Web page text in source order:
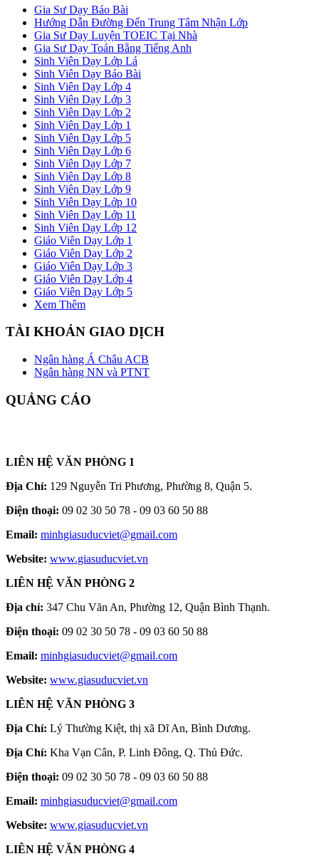
Gia Sư Dạy Báo Bài
Hướng Dẫn Đường Đến Trung Tâm Nhận Lớp
Gia Sư Dạy Luyện TOEIC Tại Nhà
Gia Sư Dạy Toán Bằng Tiếng Anh
Sinh Viên Dạy Lớp Lá
Sinh Viên Dạy Báo Bài
Sinh Viên Dạy Lớp 4
Sinh Viên Dạy Lớp 3
Sinh Viên Dạy Lớp 2
Sinh Viên Dạy Lớp 1
Sinh Viên Dạy Lớp 5
Sinh Viên Dạy Lớp 6
Sinh Viên Dạy Lớp 7
Sinh Viên Dạy Lớp 8
Sinh Viên Dạy Lớp 9
Sinh Viên Dạy Lớp 10
Sinh Viên Dạy Lớp 11
Sinh Viên Dạy Lớp 12
Giáo Viên Dạy Lớp 1
Giáo Viên Dạy Lớp 2
Giáo Viên Dạy Lớp 3
Giáo Viên Dạy Lớp 4
Giáo Viên Dạy Lớp 5
Xem Thêm
TÀI KHOẢN GIAO DỊCH
Ngân hàng Á Châu ACB
Ngân hàng NN và PTNT
QUẢNG CÁO
LIÊN HỆ VĂN PHÒNG 1
Địa Chỉ: 129 Nguyễn Tri Phương, Phường 8, Quận 5.
Điện thoại: 09 02 30 50 78 - 09 03 60 50 88
Email: minhgiasuducviet@gmail.com
Website: www.giasuducviet.vn
LIÊN HỆ VĂN PHÒNG 2
Địa chỉ: 347 Chu Văn An, Phường 12, Quận Bình Thạnh.
Điện thoại: 09 02 30 50 78 - 09 03 60 50 88
Email: minhgiasuducviet@gmail.com
Website: www.giasuducviet.vn
LIÊN HỆ VĂN PHÒNG 3
Địa Chỉ: Lý Thường Kiệt, thị xã Dĩ An, Bình Dương.
Địa Chỉ: Kha Vạn Cân, P. Linh Đông, Q. Thủ Đức.
Điện thoại: 09 02 30 50 78 - 09 03 60 50 88
Email: minhgiasuducviet@gmail.com
Website: www.giasuducviet.vn
LIÊN HỆ VĂN PHÒNG 4